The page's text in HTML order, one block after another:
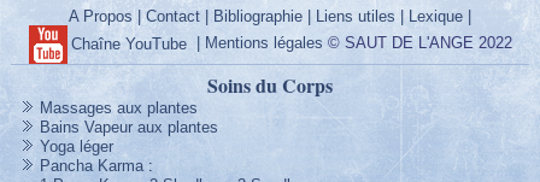
A Propos |Contact | Bibliographie | Liens utiles| Lexique |
Chaîne YouTube| Mentions légales © SAUT DE L'ANGE 2022
Soins du Corps
Massages aux plantes
Bains Vapeur aux plantes
Yoga léger
Pancha Karma: